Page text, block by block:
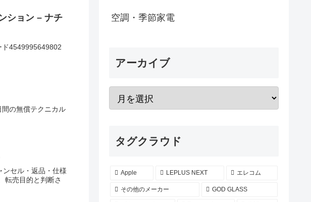
ション – ナチ
4549995649802
の無償テクニカル
セル・返品・仕様
転売目的と判断さ
空調・季節家電
アーカイブ
タグクラウド
Apple LEPLUS NEXT エレコム
その他のメーカー GOD GLASS